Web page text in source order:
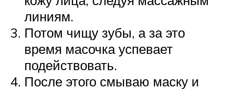
линиям.
Потом чищу зубы, а за это
время масочка успевает
подействовать.
После этого смываю маску и